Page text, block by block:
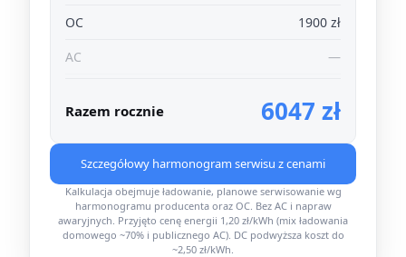
OC
1900 zł
AC
—
Razem rocznie 6047 zł
Szczegółowy harmonogram serwisu z cenami
Kalkulacja obejmuje ładowanie, planowe serwisowanie wg
harmonogramu producenta oraz OC. Bez AC i napraw
awaryjnych. Przyjęto cenę energii 1,20 zł/kWh (mix ładowania
domowego ~70% i publicznego AC). DC podwyższa koszt do
~2,50 zł/kWh.